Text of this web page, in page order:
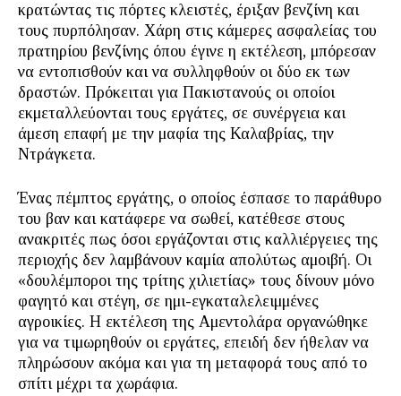
κρατώντας τις πόρτες κλειστές, έριξαν βενζίνη και
τους πυρπόλησαν. Χάρη στις κάμερες ασφαλείας του
πρατηρίου βενζίνης όπου έγινε η εκτέλεση, μπόρεσαν
να εντοπισθούν και να συλληφθούν οι δύο εκ των
δραστών. Πρόκειται για Πακιστανούς οι οποίοι
εκμεταλλεύονται τους εργάτες, σε συνέργεια και
άμεση επαφή με την μαφία της Καλαβρίας, την
Ντράγκετα.
Ένας πέμπτος εργάτης, ο οποίος έσπασε το παράθυρο
του βαν και κατάφερε να σωθεί, κατέθεσε στους
ανακριτές πως όσοι εργάζονται στις καλλιέργειες της
περιοχής δεν λαμβάνουν καμία απολύτως αμοιβή. Οι
«δουλέμποροι της τρίτης χιλιετίας» τους δίνουν μόνο
φαγητό και στέγη, σε ημι-εγκαταλελειμμένες
αγροικίες. Η εκτέλεση της Αμεντολάρα οργανώθηκε
για να τιμωρηθούν οι εργάτες, επειδή δεν ήθελαν να
πληρώσουν ακόμα και για τη μεταφορά τους από το
σπίτι μέχρι τα χωράφια.